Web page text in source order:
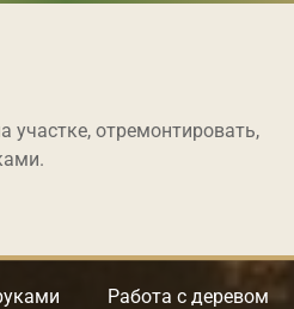
участке, отремонтировать,
Работа с деревом